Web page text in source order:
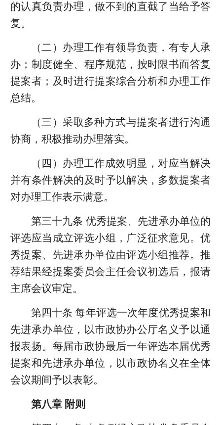
的认真负责办理，做不到的直截了当给予答
复。
（二）办理工作有领导负责，有专人承
办；制度健全、程序规范，按时限书面答复
提案者；及时进行提案综合分析和办理工作
总结。
（三）采取多种方式与提案者进行沟通
协商，积极推动办理落实。
（四）办理工作成效明显，对应当解决
并有条件解决的及时予以解决，多数提案者
对办理工作表示满意。
第三十九条 优秀提案、先进承办单位的
评选应当成立评选小组，广泛征求意见。优
秀提案、先进承办单位由评选小组推荐。推
荐结果经提案委员会主任会议初选后，报请
主席会议审定。
第四十条 每年评选一次年度优秀提案和
先进承办单位，以市政协办公厅名义予以通
报表扬。每届市政协最后一年评选本届优秀
提案和先进承办单位，以市政协名义在全体
会议期间予以表彰。
第八章 附则